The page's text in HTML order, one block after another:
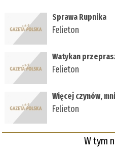
Sprawa Rupnika
Felieton
Watykan
Felieton
Więcej czynów,
Felieton
W tym